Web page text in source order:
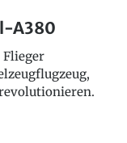
A380
Flieger